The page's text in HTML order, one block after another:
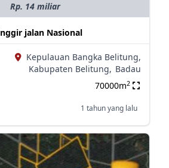
Rp. 14 miliar
jalan Nasional
Kepulauan Bangka Belitung,
Kabupaten Belitung, Badau
70000m2
1 tahun yang lalu